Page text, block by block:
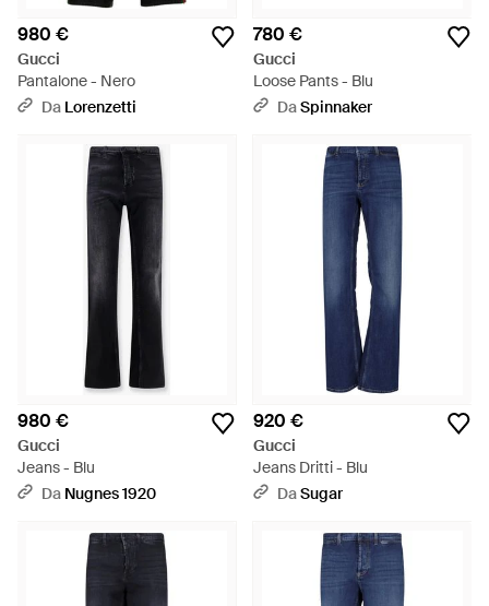
980 €
Gucci
Pantalone - Nero
Da Lorenzetti
780 €
Gucci
Loose Pants - Blu
DaSpinnaker
980 €
Gucci
Jeans - Blu
Da Nugnes 1920
920 €
Gucci
Jeans Dritti - Blu
DaSugar